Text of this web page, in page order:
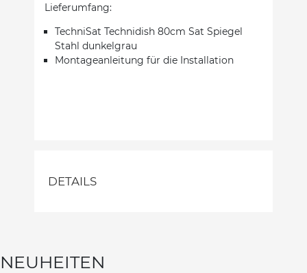
Lieferumfang:
TechniSat Technidish 80cm Sat Spiegel
Stahl dunkelgrau
Montageanleitung für die Installation
DETAILS
NEUHEITEN